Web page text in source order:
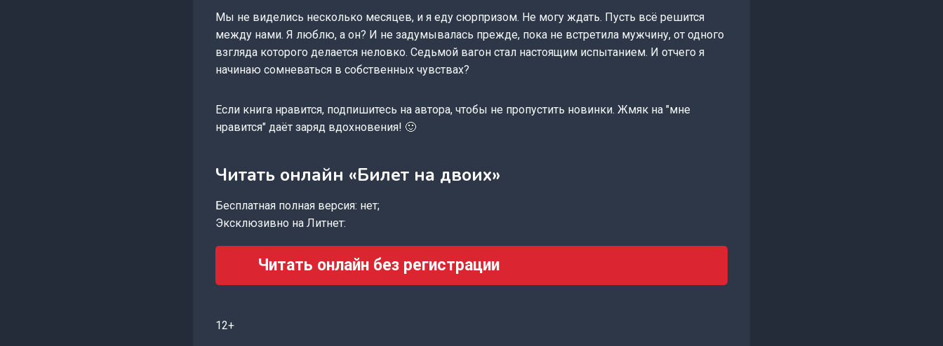
Мы не виделись несколько месяцев, и я еду сюрпризом. Не могу ждать. Пусть всё решится
между нами. Я люблю, а он? И не задумывалась прежде, пока не встретила мужчину, от одного
взгляда которого делается неловко. Седьмой вагон стал настоящим испытанием. И отчего я
начинаю сомневаться в собственных чувствах?
Если книга нравится, подпишитесь на автора, чтобы не пропустить новинки. Жмяк на "мне
нравится" даёт заряд вдохновения! 🙂
Читать онлайн «Билет на двоих»
Бесплатная полная версия: нет;
Эксклюзивно на Литнет:
Читать онлайн без регистрации
12+